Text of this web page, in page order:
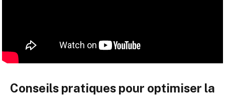
Conseils pratiques pour optimiser la